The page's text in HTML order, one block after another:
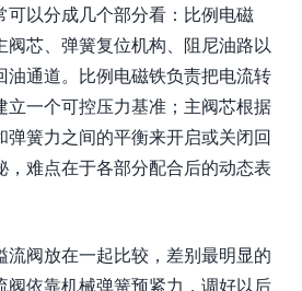
可以分成几个部分看：比例电磁
阀芯、弹簧复位机构、阻尼油路以
油通道。比例电磁铁负责把电流转
立一个可控压力基准；主阀芯根据
弹簧力之间的平衡来开启或关闭回
，难点在于各部分配合后的动态表
流阀放在一起比较，差别最明显的
阀依靠机械弹簧预紧力，调好以后